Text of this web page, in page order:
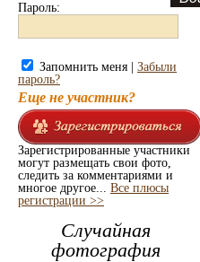
Пароль:
Запомнить меня | Забыли
пароль?
Еще не участник?
Зарегистрированные участники
могут размещать свои фото,
следить за комментариями и
многое другое... Все плюсы
регистрации >>
Случайная
фотография